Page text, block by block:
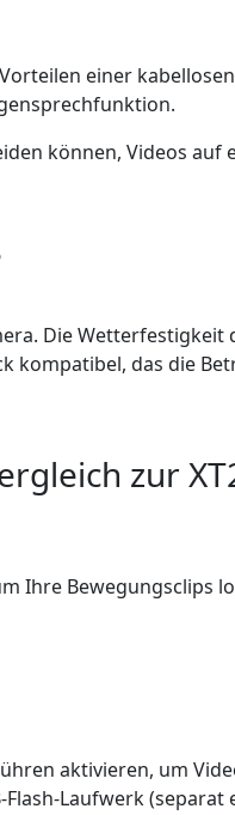
einer
können, Videos auf
Die Wetterfestigkeit
kompatibel, das die
zur
Ihre Bewegungsclips
aktivieren, um
Laufwerk (separat